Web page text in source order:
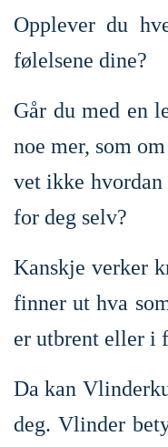
Opplever du
følelsene dine?
Går du med en
noe mer, som
vet ikke
for deg selv?
Kanskje verker
finner ut hva
er utbrent eller i
Da kan
deg. Vlinder